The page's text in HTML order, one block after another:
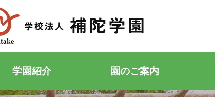
学園紹介 園のご案内